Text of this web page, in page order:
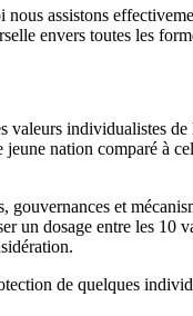
assistons
envers toutes les
valeurs individualistes
nation comparé à
et
un dosage entre les 10
de quelques